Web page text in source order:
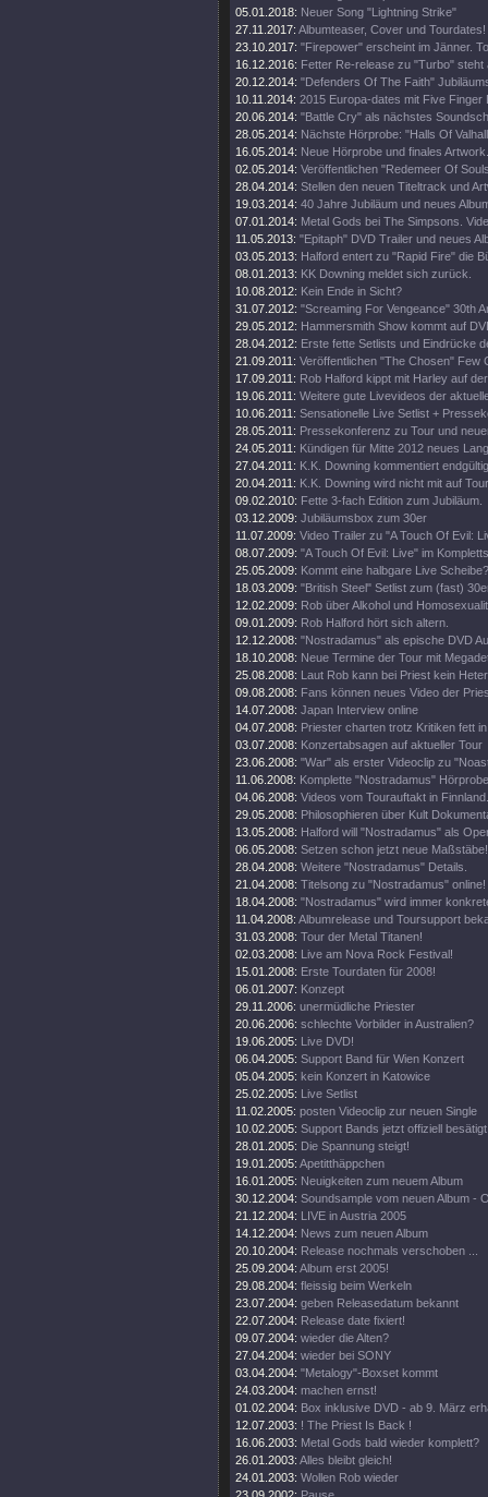
05.01.2018: Neuer Song "Lightning Strike"
27.11.2017: Albumteaser, Cover und Tourdates!
23.10.2017: "Firepower" erscheint im Jänner.
16.12.2016: Fetter Re-release zu "Turbo" steht
20.12.2014: "Defenders Of The Faith"
10.11.2014: 2015 Europa-dates mit Five Finger
20.06.2014: "Battle Cry" als nächstes
28.05.2014: Nächste Hörprobe: "Halls Of
16.05.2014: Neue Hörprobe und finales Artwork.
02.05.2014: Veröffentlichen "Redemeer Of
28.04.2014: Stellen den neuen Titeltrack und
19.03.2014: 40 Jahre Jubiläum und neues
07.01.2014: Metal Gods bei The Simpsons.
11.05.2013: "Epitaph" DVD Trailer und neues
03.05.2013: Halford entert zu "Rapid Fire" die
08.01.2013: KK Downing meldet sich zurück.
10.08.2012: Kein Ende in Sicht?
31.07.2012: "Screaming For Vengeance" 30th
29.05.2012: Hammersmith Show kommt auf
28.04.2012: Erste fette Setlists und Eindrücke
21.09.2011: Veröffentlichen "The Chosen" Few
17.09.2011: Rob Halford kippt mit Harley auf
19.06.2011: Weitere gute Livevideos der
10.06.2011: Sensationelle Live Setlist +
28.05.2011: Pressekonferenz zu Tour und
24.05.2011: Kündigen für Mitte 2012 neues
27.04.2011: K.K. Downing kommentiert
20.04.2011: K.K. Downing wird nicht mit auf
09.02.2010: Fette 3-fach Edition zum Jubiläum.
03.12.2009: Jubiläumsbox zum 30er
11.07.2009: Video Trailer zu "A Touch Of Evil:
08.07.2009: "A Touch Of Evil: Live" im
25.05.2009: Kommt eine halbgare Live Scheibe?
18.03.2009: "British Steel" Setlist zum (fast)
12.02.2009: Rob über Alkohol und
09.01.2009: Rob Halford hört sich altern.
12.12.2008: "Nostradamus" als epische DVD
18.10.2008: Neue Termine der Tour mit
25.08.2008: Laut Rob kann bei Priest kein
09.08.2008: Fans können neues Video der
14.07.2008: Japan Interview online
04.07.2008: Priester charten trotz Kritiken fett
03.07.2008: Konzertabsagen auf aktueller Tour
23.06.2008: "War" als erster Videoclip zu
11.06.2008: Komplette "Nostradamus"
04.06.2008: Videos vom Tourauftakt in Finnland.
29.05.2008: Philosophieren über Kult
13.05.2008: Halford will "Nostradamus" als
06.05.2008: Setzen schon jetzt neue Maßstäbe!
28.04.2008: Weitere "Nostradamus" Details.
21.04.2008: Titelsong zu "Nostradamus" online!
18.04.2008: "Nostradamus" wird immer
11.04.2008: Albumrelease und Toursupport
31.03.2008: Tour der Metal Titanen!
02.03.2008: Live am Nova Rock Festival!
15.01.2008: Erste Tourdaten für 2008!
06.01.2007: Konzept
29.11.2006: unermüdliche Priester
20.06.2006: schlechte Vorbilder in Australien?
19.06.2005: Live DVD!
06.04.2005: Support Band für Wien Konzert
05.04.2005: kein Konzert in Katowice
25.02.2005: Live Setlist
11.02.2005: posten Videoclip zur neuen Single
10.02.2005: Support Bands jetzt offiziell besätigt
28.01.2005: Die Spannung steigt!
19.01.2005: Apetitthäppchen
16.01.2005: Neuigkeiten zum neuem Album
30.12.2004: Soundsample vom neuen Album -
21.12.2004: LIVE in Austria 2005
14.12.2004: News zum neuen Album
20.10.2004: Release nochmals verschoben ...
25.09.2004: Album erst 2005!
29.08.2004: fleissig beim Werkeln
23.07.2004: geben Releasedatum bekannt
22.07.2004: Release date fixiert!
09.07.2004: wieder die Alten?
27.04.2004: wieder bei SONY
03.04.2004: "Metalogy"-Boxset kommt
24.03.2004: machen ernst!
01.02.2004: Box inklusive DVD - ab 9. März
12.07.2003: ! The Priest Is Back !
16.06.2003: Metal Gods bald wieder komplett?
26.01.2003: Alles bleibt gleich!
24.01.2003: Wollen Rob wieder